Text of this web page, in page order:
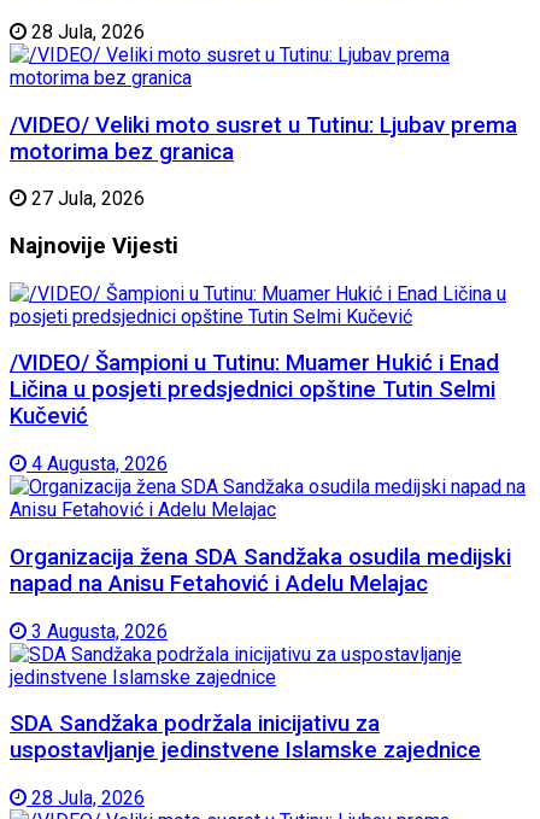
28 Jula, 2026
/VIDEO/ Veliki moto susret u Tutinu: Ljubav prema
motorima bez granica
27 Jula, 2026
Najnovije Vijesti
/VIDEO/ Šampioni u Tutinu: Muamer Hukić i Enad
Ličina u posjeti predsjednici opštine Tutin Selmi
Kučević
4 Augusta, 2026
Organizacija žena SDA Sandžaka osudila medijski
napad na Anisu Fetahović i Adelu Melajac
3 Augusta, 2026
SDA Sandžaka podržala inicijativu za
uspostavljanje jedinstvene Islamske zajednice
28 Jula, 2026